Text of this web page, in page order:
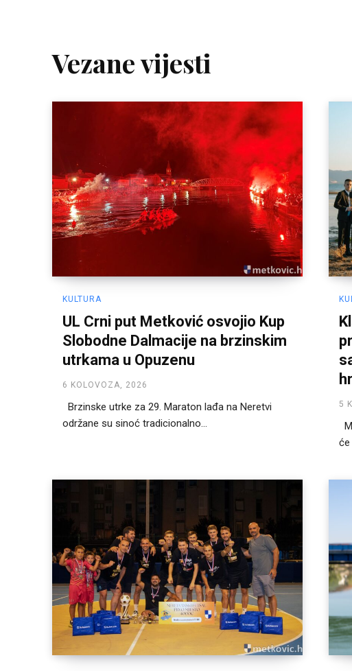
Vezane vijesti
KULTURA
UL Crni put Metković osvojio Kup
Slobodne Dalmacije na brzinskim
utrkama u Opuzenu
6 KOLOVOZA, 2026
Brzinske utrke za 29. Maraton lađa na Neretvi
održane su sinoć tradicionalno...
5
će